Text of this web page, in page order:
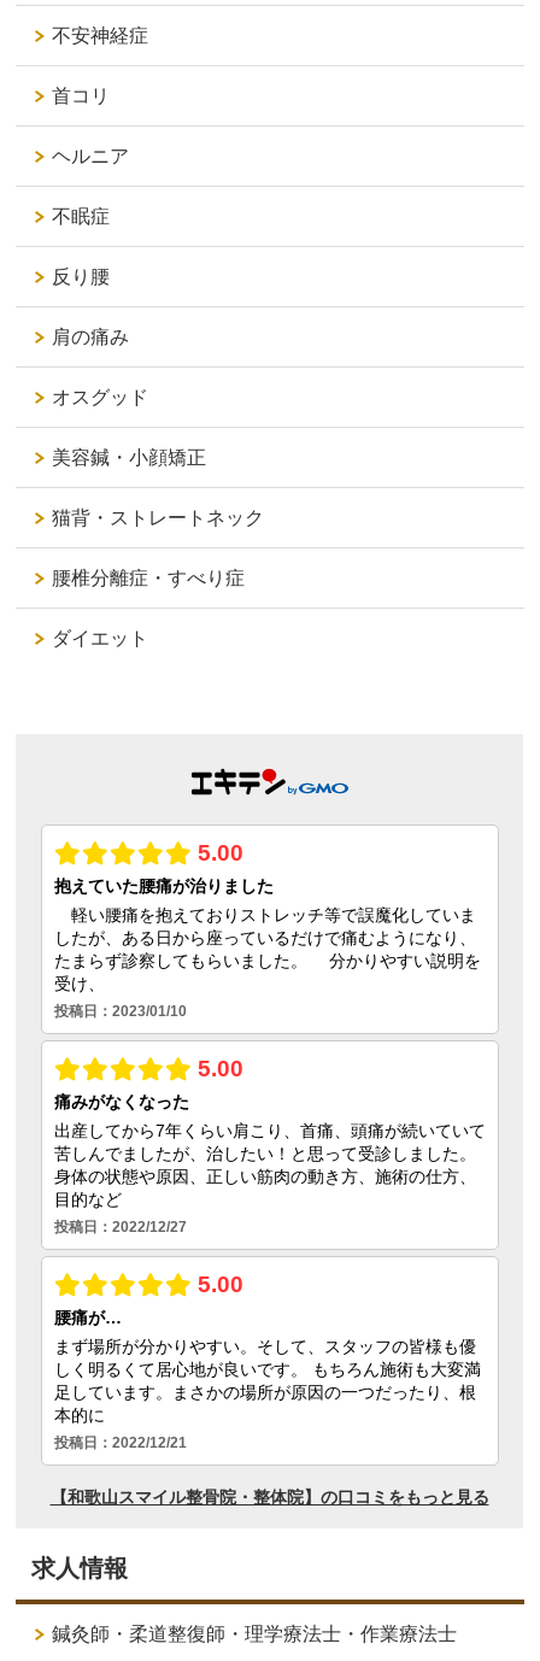
不安神経症
首コリ
ヘルニア
不眠症
反り腰
肩の痛み
オスグッド
美容鍼・小顔矯正
猫背・ストレートネック
腰椎分離症・すべり症
ダイエット
求人情報
鍼灸師・柔道整復師・理学療法士・作業療法士